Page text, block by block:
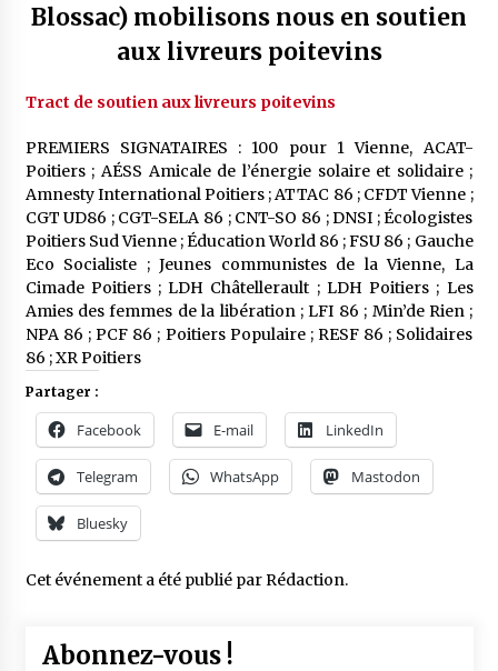
Blossac) mobilisons nous en soutien
aux livreurs poitevins
Tract de soutien aux livreurs poitevins
PREMIERS SIGNATAIRES : 100 pour 1 Vienne, ACAT-
Poitiers ; AÉSS Amicale de l’énergie solaire et solidaire ;
Amnesty International Poitiers ; ATTAC 86 ; CFDT Vienne ;
CGT UD86 ; CGT-SELA 86 ; CNT-SO 86 ; DNSI ; Écologistes
Poitiers Sud Vienne ; Éducation World 86 ; FSU 86 ; Gauche
Eco Socialiste ; Jeunes communistes de la Vienne, La
Cimade Poitiers ; LDH Châtellerault ; LDH Poitiers ; Les
Amies des femmes de la libération ; LFI 86 ; Min’de Rien ;
NPA 86 ; PCF 86 ; Poitiers Populaire ; RESF 86 ; Solidaires
86 ; XR Poitiers
Partager :
Facebook E-mail LinkedIn
Telegram WhatsApp Mastodon
Bluesky
Cet événement a été publié parRédaction.
Abonnez-vous !